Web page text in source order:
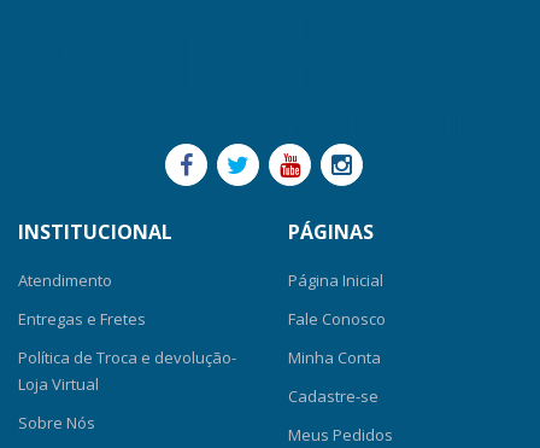
INSTITUCIONAL
Atendimento
Entregas e Fretes
Política de Troca e devolução-
Loja Virtual
Sobre Nós
PÁGINAS
Página Inicial
Fale Conosco
Minha Conta
Cadastre-se
Meus Pedidos